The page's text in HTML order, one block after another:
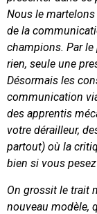
Nous le martelons
de la
champions. Par le
rien, seule une
Désormais les
communication
des apprentis
votre dérailleur,
partout) où la
bien si vous
On grossit le trait
nouveau modèle,